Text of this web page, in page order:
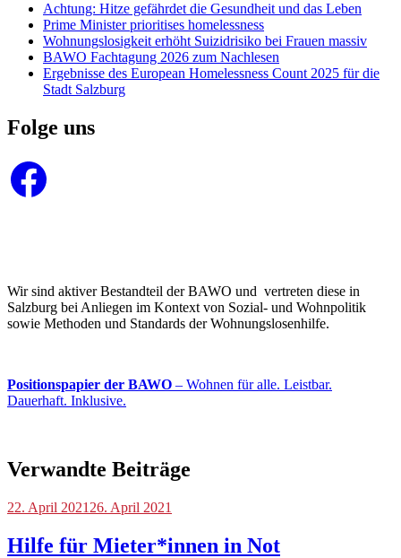
Achtung: Hitze gefährdet die Gesundheit und das Leben
Prime Minister prioritises homelessness
Wohnungslosigkeit erhöht Suizidrisiko bei Frauen massiv
BAWO Fachtagung 2026 zum Nachlesen
Ergebnisse des European Homelessness Count 2025 für die
Stadt Salzburg
Folge uns
Facebook
Wir sind aktiver Bestandteil der BAWO und vertreten diese in
Salzburg bei Anliegen im Kontext von Sozial- und Wohnpolitik
sowie Methoden und Standards der Wohnungslosenhilfe.
Positionspapier der BAWO – Wohnen für alle. Leistbar.
Dauerhaft. Inklusive.
Verwandte Beiträge
Blog
22. April 2021 26. April 2021
Hilfe für Mieter*innen in Not